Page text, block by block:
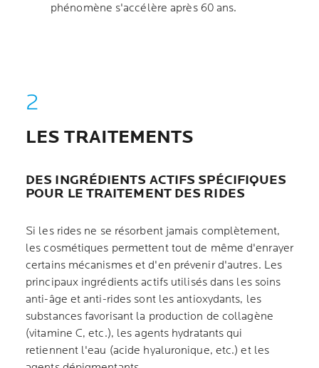
phénomène s'accélère après 60 ans.
LES TRAITEMENTS
DES INGRÉDIENTS ACTIFS SPÉCIFIQUES
POUR LE TRAITEMENT DES RIDES
Si les rides ne se résorbent jamais complètement,
les cosmétiques permettent tout de même d'enrayer
certains mécanismes et d'en prévenir d'autres. Les
principaux ingrédients actifs utilisés dans les soins
anti-âge et anti-rides sont les antioxydants, les
substances favorisant la production de collagène
(vitamine C, etc.), les agents hydratants qui
retiennent l'eau (acide hyaluronique, etc.) et les